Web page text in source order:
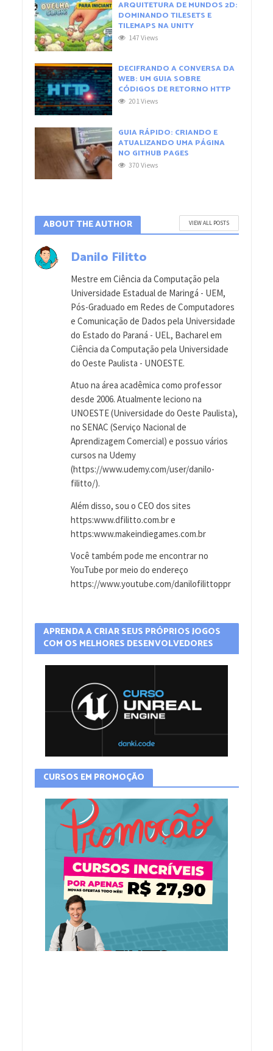
ARQUITETURA DE MUNDOS 2D:
DOMINANDO TILESETS E
TILEMAPS NA UNITY
147 Views
DECIFRANDO A CONVERSA DA
WEB: UM GUIA SOBRE
CÓDIGOS DE RETORNO HTTP
201 Views
GUIA RÁPIDO: CRIANDO E
ATUALIZANDO UMA PÁGINA
NO GITHUB PAGES
370 Views
ABOUT THE AUTHOR VIEW ALL POSTS
Danilo Filitto
Mestre em Ciência da Computação pela
Universidade Estadual de Maringá - UEM,
Pós-Graduado em Redes de Computadores
e Comunicação de Dados pela Universidade
do Estado do Paraná - UEL, Bacharel em
Ciência da Computação pela Universidade
do Oeste Paulista - UNOESTE.
Atuo na área acadêmica como professor
desde 2006. Atualmente leciono na
UNOESTE (Universidade do Oeste Paulista),
no SENAC (Serviço Nacional de
Aprendizagem Comercial) e possuo vários
cursos na Udemy
(https://www.udemy.com/user/danilo-
filitto/).
Além disso, sou o CEO dos sites
https:www.dfilitto.com.br e
https:www.makeindiegames.com.br
Você também pode me encontrar no
YouTube por meio do endereço
https://www.youtube.com/danilofilittoppr
APRENDA A CRIAR SEUS PRÓPRIOS JOGOS
COM OS MELHORES DESENVOLVEDORES
CURSOS EM PROMOÇÃO